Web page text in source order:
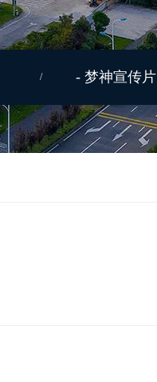
/ - 梦神宣传片